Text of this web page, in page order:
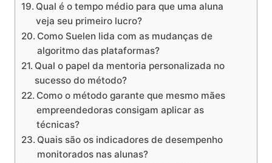
Qual é o tempo médio para que uma aluna
veja seu primeiro lucro?
Como Suelen lida com as mudanças de
algoritmo das plataformas?
Qual o papel da mentoria personalizada no
sucesso do método?
Como o método garante que mesmo mães
empreendedoras consigam aplicar as
técnicas?
Quais são os indicadores de desempenho
monitorados nas alunas?